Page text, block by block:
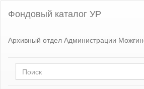
Фондовый каталог УР
Архивный отдел Администрации